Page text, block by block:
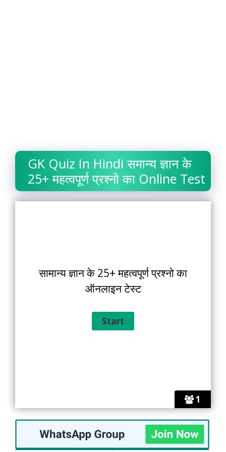
GK Quiz In Hindi समान्य ज्ञान के
25+ महत्वपूर्ण प्रश्नो का Online Test
1
सामान्य ज्ञान के 25+ महत्वपूर्ण प्रश्नो का
ऑनलाइन टेस्ट